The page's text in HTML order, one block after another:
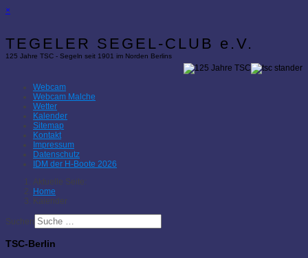
×
TEGELER SEGEL-CLUB e.V.
125 Jahre TSC - Segeln seit 1901 im Norden Berlins
Webcam
Webcam Malche
Wetter
Kalender
Sitemap
Kontakt
Impressum
Datenschutz
IDM der H-Boote 2026
Aktuelle Seite:
Home
Kalender
Suchen
TSC-Berlin